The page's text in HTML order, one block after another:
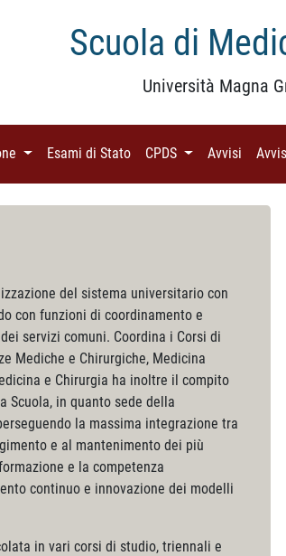
Scuola di
Università Magna
(current)Esami di Stato (current)
CPDS (current)
Avvisi
del sistema universitario con
con funzioni di coordinamento e
servizi comuni. Coordina i Corsi di
Mediche e Chirurgiche, Medicina
e Chirurgia ha inoltre il compito
Scuola, in quanto sede della
la massima integrazione tra
e al mantenimento dei più
e la competenza
continuo e innovazione dei modelli
in vari corsi di studio, triennali e